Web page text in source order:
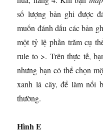
số lượng bản ghi được
muốn đánh dấu các bản
một tỷ lệ phần trăm cụ
rule to >. Trên thực tế,
nhưng bạn có thể chọn
xanh lá cây, để làm nổi
thường.
Hình E